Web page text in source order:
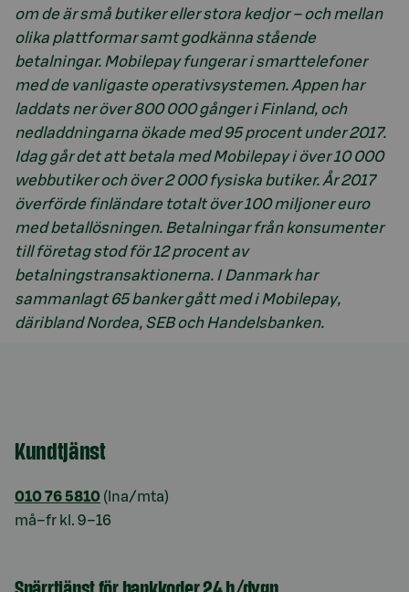
om de är små butiker eller stora kedjor – och mellan
olika plattformar samt godkänna stående
betalningar. Mobilepay fungerar i smarttelefoner
med de vanligaste operativsystemen. Appen har
laddats ner över 800 000 gånger i Finland, och
nedladdningarna ökade med 95 procent under 2017.
Idag går det att betala med Mobilepay i över 10 000
webbutiker och över 2 000 fysiska butiker. År 2017
överförde finländare totalt över 100 miljoner euro
med betallösningen. Betalningar från konsumenter
till företag stod för 12 procent av
betalningstransaktionerna. I Danmark har
sammanlagt 65 banker gått med i Mobilepay,
däribland Nordea, SEB och Handelsbanken.
Kundtjänst
010 76 5810 (lna/mta)
må–fr kl. 9–16